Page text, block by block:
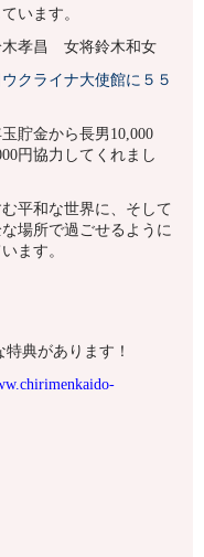
います。
孝昌 女将鈴木和女
クライナ大使館に５５
貯金から長男10,000
円協力してくれまし
平和な世界に、そして
場所で過ごせるように
ます。
典があります！